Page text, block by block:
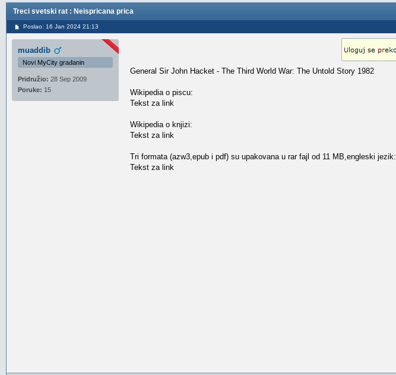
Treci svetski rat : Neispricana prica
Poslao: 16 Jan 2024 21:13
muaddib
Novi MyCity građanin
Pridružio: 28 Sep 2009
Poruke: 15
General Sir John Hacket - The Third World War: The Untold Story 1982
Wikipedia o piscu:
Tekst za link
Wikipedia o knjizi:
Tekst za link
Tri formata (azw3,epub i pdf) su upakovana u rar fajl od 11 MB,engleski jezik:
Tekst za link